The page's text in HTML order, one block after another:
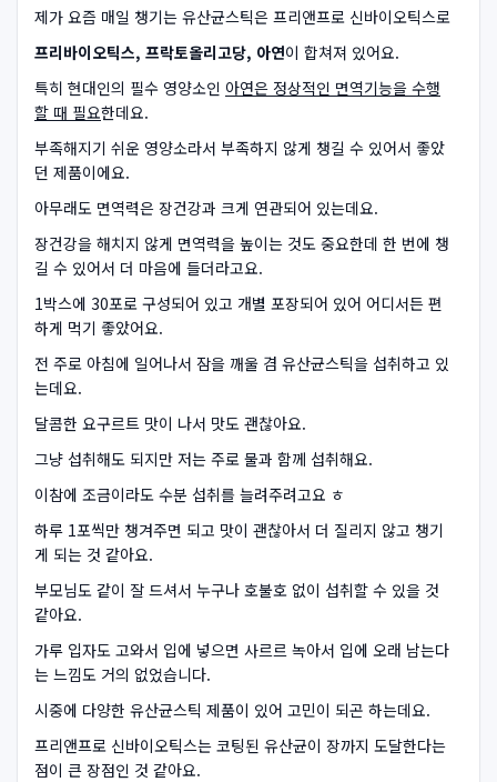
제가 요즘 매일 챙기는 유산균스틱은 프리앤프로 신바이오틱스로
프리바이오틱스, 프락토올리고당, 아연이 합쳐져 있어요.
특히 현대인의 필수 영양소인 아연은 정상적인 면역기능을 수행
할 때 필요한데요.
부족해지기 쉬운 영양소라서 부족하지 않게 챙길 수 있어서 좋았
던 제품이에요.
아무래도 면역력은 장건강과 크게 연관되어 있는데요.
장건강을 해치지 않게 면역력을 높이는 것도 중요한데 한 번에 챙
길 수 있어서 더 마음에 들더라고요.
1박스에 30포로 구성되어 있고 개별 포장되어 있어 어디서든 편
하게 먹기 좋았어요.
전 주로 아침에 일어나서 잠을 깨울 겸 유산균스틱을 섭취하고 있
는데요.
달콤한 요구르트 맛이 나서 맛도 괜찮아요.
그냥 섭취해도 되지만 저는 주로 물과 함께 섭취해요.
이참에 조금이라도 수분 섭취를 늘려주려고요 ㅎ
하루 1포씩만 챙겨주면 되고 맛이 괜찮아서 더 질리지 않고 챙기
게 되는 것 같아요.
부모님도 같이 잘 드셔서 누구나 호불호 없이 섭취할 수 있을 것
같아요.
가루 입자도 고와서 입에 넣으면 사르르 녹아서 입에 오래 남는다
는 느낌도 거의 없었습니다.
시중에 다양한 유산균스틱 제품이 있어 고민이 되곤 하는데요.
프리앤프로 신바이오틱스는 코팅된 유산균이 장까지 도달한다는
점이 큰 장점인 것 같아요.